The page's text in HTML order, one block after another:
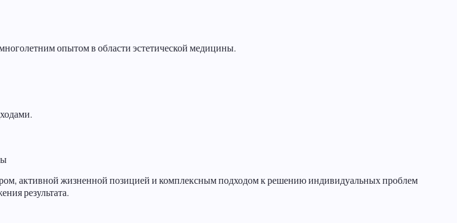
опытом в области эстетической медицины.
активной жизненной позицией и комплексным подходом к решению индивидуальных проблем
результата.